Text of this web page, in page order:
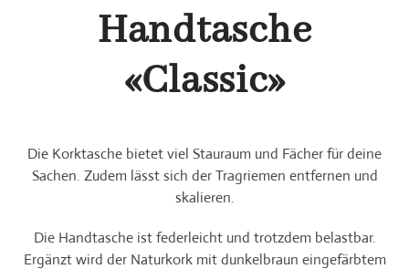
Handtasche
«Classic»
Die Korktasche bietet viel Stauraum und Fächer für deine
Sachen. Zudem lässt sich der Tragriemen entfernen und
skalieren.
Die Handtasche ist federleicht und trotzdem belastbar.
Ergänzt wird der Naturkork mit dunkelbraun eingefärbtem